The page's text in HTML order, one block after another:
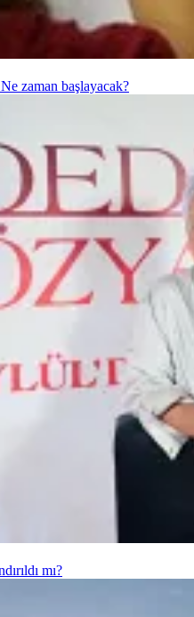
zaman başlayacak?
mı?